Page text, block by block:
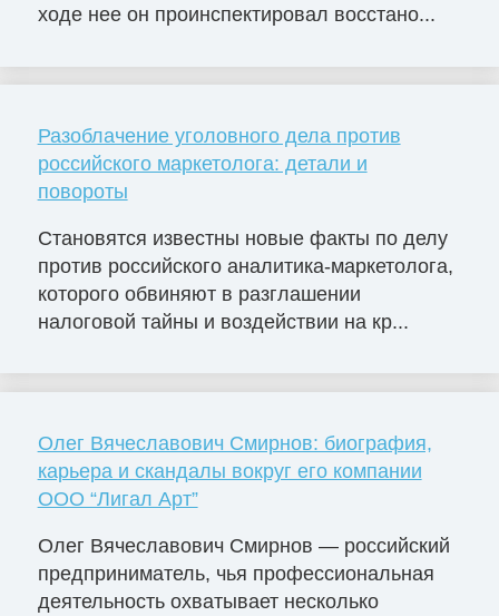
ходе нее он проинспектировал восстано...
Разоблачение уголовного дела против
российского маркетолога: детали и
повороты
Становятся известны новые факты по делу
против российского аналитика-маркетолога,
которого обвиняют в разглашении
налоговой тайны и воздействии на кр...
Олег Вячеславович Смирнов: биография,
карьера и скандалы вокруг его компании
ООО “Лигал Арт”
Олег Вячеславович Смирнов — российский
предприниматель, чья профессиональная
деятельность охватывает несколько